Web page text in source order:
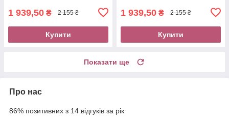
1 939,50 ₴ 2 155 ₴
Купити
1 939,50 ₴ 2 155 ₴
Купити
Показати ще
Про нас
86% позитивних з 14 відгуків за рік